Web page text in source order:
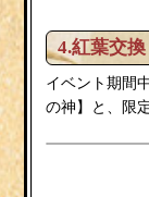
4.紅葉交換
イベント期間
の神 】と、限